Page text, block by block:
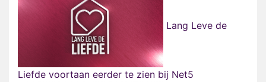
Lang Leve de
Liefde voortaan eerder te zien bij Net5